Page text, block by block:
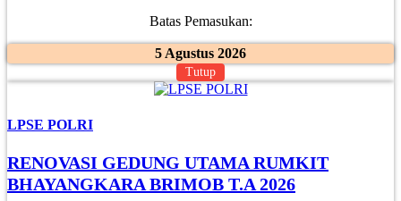
Batas Pemasukan:
5 Agustus 2026
Tutup
LPSE POLRI
RENOVASI GEDUNG UTAMA RUMKIT
BHAYANGKARA BRIMOB T.A 2026